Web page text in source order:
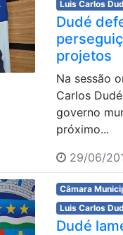
Luis Carlos
Dudé
projetos
Na sessão
Carlos
governo
próximo...
29/06/
Câmara
Luis Carlos
Dudé